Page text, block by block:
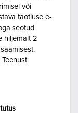
või
taotluse e-
seotud
hiljemalt 2